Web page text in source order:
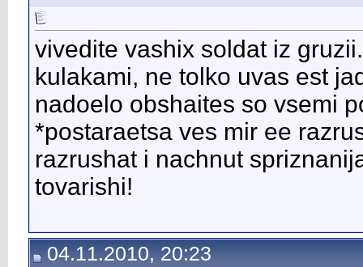
vivedite vashix soldat iz
kulakami, ne tolko uvas est
nadoelo obshaites so vsemi
*postaraetsa ves mir ee
razrushat i nachnut
tovarishi!
04.11.2010, 20:23